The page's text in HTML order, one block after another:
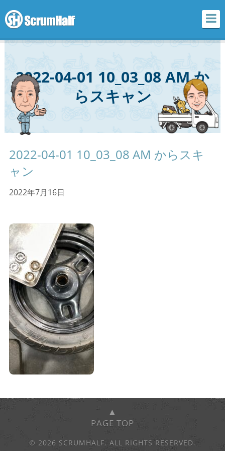
2022-04-01 10_03_08 AM か
らスキャン
2022-04-01 10_03_08 AM からスキ
ャン
2022年7月16日
▲
PAGE TOP
© 2026 SCRUMHALF. ALL RIGHTS RESERVED.